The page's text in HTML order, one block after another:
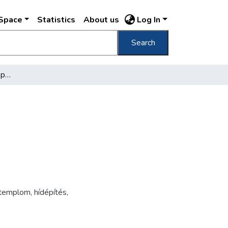
Statistics About us Log In
Search
[Az Erzsébet híd építése, pesti oldal]
, hídépítés,